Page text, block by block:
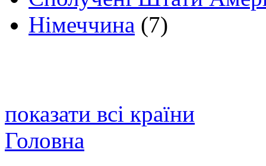
Німеччина (7)
показати всі країни
Головна